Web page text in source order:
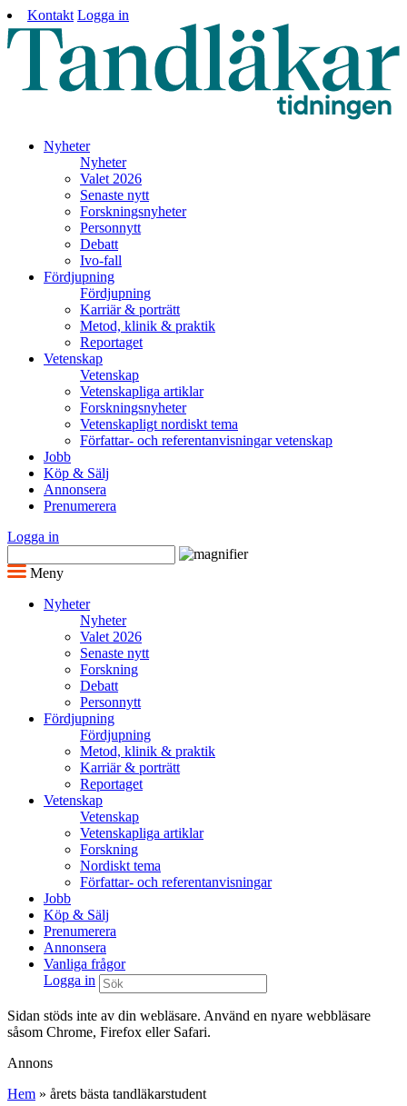
Kontakt Logga in
Nyheter
Nyheter
Valet 2026
Senaste nytt
Forskningsnyheter
Personnytt
Debatt
Ivo-fall
Fördjupning
Fördjupning
Karriär & porträtt
Metod, klinik & praktik
Reportaget
Vetenskap
Vetenskap
Vetenskapliga artiklar
Forskningsnyheter
Vetenskapligt nordiskt tema
Författar- och referentanvisningar vetenskap
Jobb
Köp & Sälj
Annonsera
Prenumerera
Logga in
Meny
Nyheter
Nyheter
Valet 2026
Senaste nytt
Forskning
Debatt
Personnytt
Fördjupning
Fördjupning
Metod, klinik & praktik
Karriär & porträtt
Reportaget
Vetenskap
Vetenskap
Vetenskapliga artiklar
Forskning
Nordiskt tema
Författar- och referentanvisningar
Jobb
Köp & Sälj
Prenumerera
Annonsera
Vanliga frågor
Logga in
Sidan stöds inte av din webläsare. Använd en nyare webbläsare
såsom Chrome, Firefox eller Safari.
Annons
Hem » årets bästa tandläkarstudent